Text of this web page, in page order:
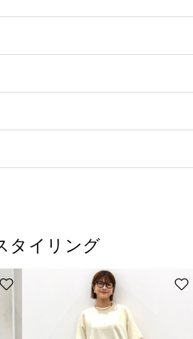
タイリング